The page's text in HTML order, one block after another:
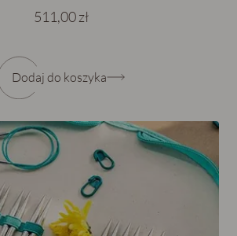
511,00 zł
Dodaj do koszyka